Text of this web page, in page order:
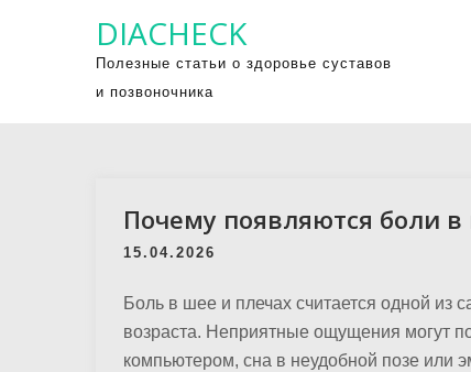
содержимому
DIACHECK
Полезные статьи о здоровье суставов
и позвоночника
Почему появляются боли
15.04.2026
Боль в шее и плечах считается одной из
возраста. Неприятные ощущения могут
компьютером, сна в неудобной позе или